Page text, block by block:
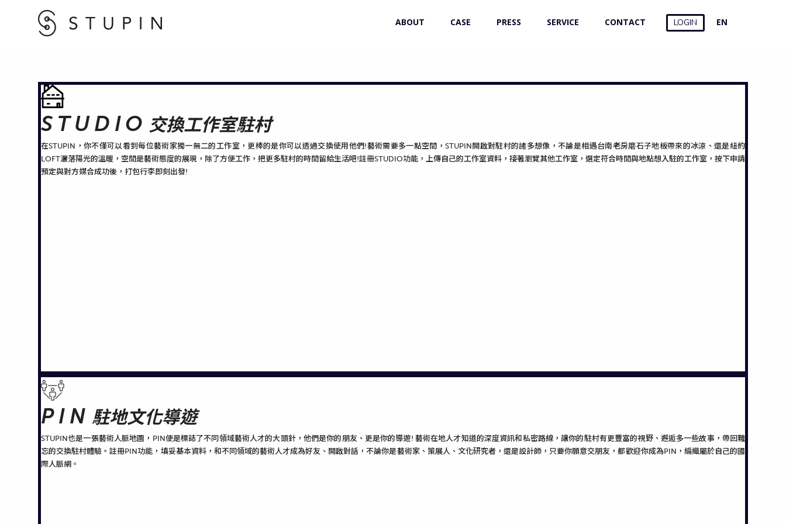
ABOUT CASE PRESS SERVICE CONTACT LOGIN EN
STUDIO 交換工作室駐村
在STUPIN，你不僅可以看到每位藝術家獨一無二的工作室，更棒的是你可以透過交換使用他們!藝術需要多一點空間，STUPIN開啟對駐村的諸多想像，不論是相遇台南老房磨石子地板帶來的冰涼、還是紐約
LOFT灑落陽光的溫暖，空間是藝術態度的展現，除了方便工作，把更多駐村的時間留給生活吧!註冊STUDIO功能，上傳自己的工作室資料，接著瀏覽其他工作室，選定符合時間與地點想入駐的工作室，按下申請
預定與對方媒合成功後，打包行李即刻出發!
PIN 駐地文化導遊
STUPIN也是一張藝術人脈地圖，PIN便是標誌了不同領域藝術人才的大頭針，他們是你的朋友、更是你的導遊! 藝術在地人才知道的深度資訊和私密路線，讓你的駐村有更豐富的視野、邂逅多一些故事，帶回難
忘的交換駐村體驗。註冊PIN功能，填妥基本資料，和不同領域的藝術人才成為好友、開啟對話，不論你是藝術家、策展人、文化研究者，還是設計師，只要你願意交朋友，都歡迎你成為PIN，編織屬於自己的國
際人脈網。